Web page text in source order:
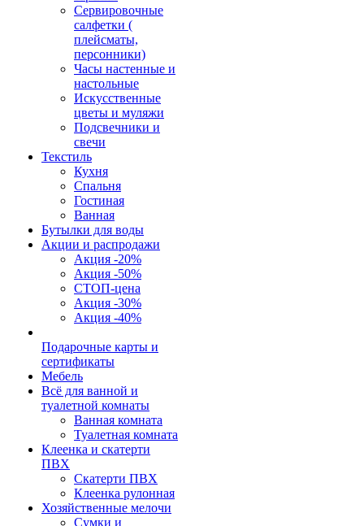
Сервировочные
салфетки (
плейсматы,
персонники)
Часы настенные и
настольные
Искусственные
цветы и муляжи
Подсвечники и
свечи
Текстиль
Кухня
Спальня
Гостиная
Ванная
Бутылки для воды
Акции и распродажи
Акция -20%
Акция -50%
СТОП-цена
Акция -30%
Акция -40%
Подарочные карты и
сертификаты
Мебель
Всё для ванной и
туалетной комнаты
Ванная комната
Туалетная комната
Клеенка и скатерти
ПВХ
Скатерти ПВХ
Клеенка рулонная
Хозяйственные мелочи
Сумки и